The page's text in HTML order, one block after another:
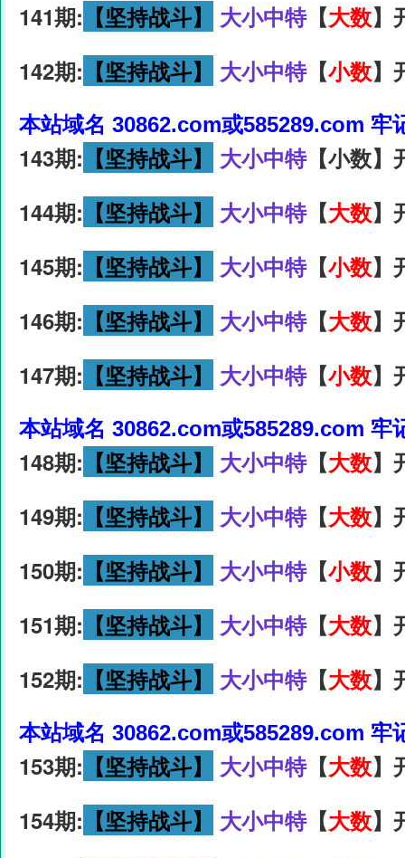
141期: 【坚持战斗】 大小中特【大数】
142期: 【坚持战斗】 大小中特【小数】
本站域名 30862.com或585289.com 牢
143期: 【坚持战斗】 大小中特【小数】
144期: 【坚持战斗】 大小中特【大数】
145期: 【坚持战斗】 大小中特【小数】
146期: 【坚持战斗】 大小中特【大数】
147期: 【坚持战斗】 大小中特【小数】
本站域名 30862.com或585289.com 牢
148期: 【坚持战斗】 大小中特【大数】
149期: 【坚持战斗】 大小中特【大数】
150期: 【坚持战斗】 大小中特【小数】
151期: 【坚持战斗】 大小中特【大数】
152期: 【坚持战斗】 大小中特【大数】
本站域名 30862.com或585289.com 牢
153期: 【坚持战斗】 大小中特【大数】
154期: 【坚持战斗】 大小中特【大数】